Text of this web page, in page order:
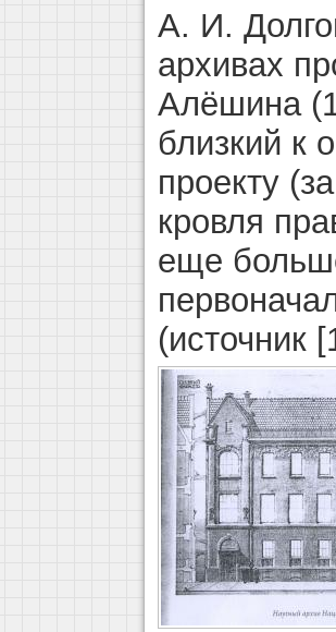
А. И.
архивах
Алёшина
близкий к
проекту
кровля
еще
(источник